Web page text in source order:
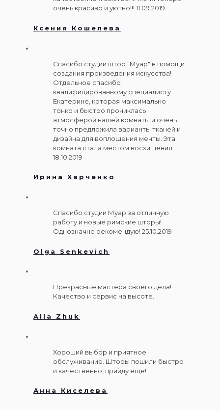
очень красиво и уютно!!! 11.09.2019
Ксения Кошелева
Спасибо студии штор "Муар" в помощи
создания произведения искусства!
Отдельное спасибо
квалифицированному специалисту
Екатерине, которая максимально
тонко и быстро прониклась
атмосферой нашей комнаты и очень
точно предложила варианты тканей и
дизайна для воплощения мечты. Эта
комната стала местом восхищения.
18.10.2019
Ирина Харченко
Спасибо студии Муар за отличную
работу и новые римские шторы!
Однозначно рекомендую! 25.10.2019
Olga Senkevich
Прекрасные мастера своего дела!
Качество и сервис на высоте.
Alla Zhuk
Хороший выбор и приятное
обслуживание. Шторы пошили быстро
и качественно, прийду еще!
Анна Киселева